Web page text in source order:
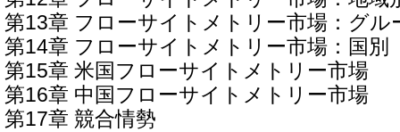
第13章 フローサイトメトリー市場：グル
第14章 フローサイトメトリー市場：国別
第15章 米国フローサイトメトリー市場
第16章 中国フローサイトメトリー市場
第17章 競合情勢